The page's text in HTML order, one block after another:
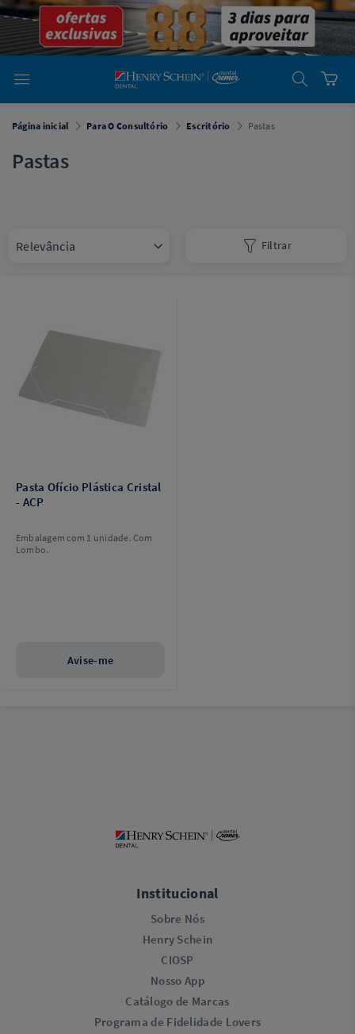
emDental
Cremer -
Henry Schein
Laboratório
Laboratório
emDental
Henry Schein
Você está
Odontológico
Página inicial Para O Consultório Escritório Pastas
Pastas
Pasta Ofício Plástica Cristal
- ACP
Embalagem com 1 unidade. Com
Lombo.
Avise-me
Filtrar
Institucional
Sobre Nós
Henry Schein
CIOSP
Nosso App
Catálogo de Marcas
Programa de Fidelidade Lovers​